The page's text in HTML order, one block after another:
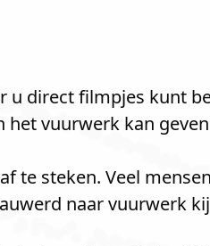
direct filmpjes kunt
het vuurwerk kan
te steken. Veel
naar vuurwerk